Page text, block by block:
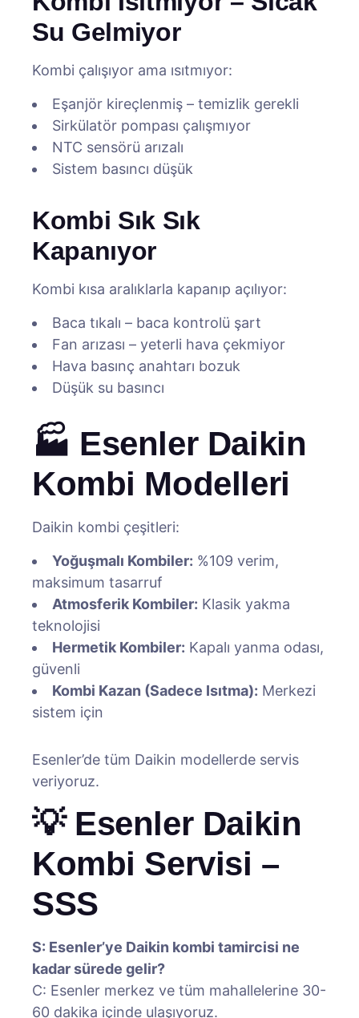
Su Gelmiyor
Kombi çalışıyor ama ısıtmıyor:
Eşanjör kireçlenmiş – temizlik gerekli
Sirkülatör pompası çalışmıyor
NTC sensörü arızalı
Sistem basıncı düşük
Kombi Sık Sık
Kapanıyor
Kombi kısa aralıklarla kapanıp açılıyor:
Baca tıkalı – baca kontrolü şart
Fan arızası – yeterli hava çekmiyor
Hava basınç anahtarı bozuk
Düşük su basıncı
🏭 Esenler Daikin
Kombi Modelleri
Daikin kombi çeşitleri:
Yoğuşmalı Kombiler: %109 verim,
maksimum tasarruf
Atmosferik Kombiler: Klasik yakma
teknolojisi
Hermetik Kombiler: Kapalı yanma odası,
güvenli
Kombi Kazan (Sadece Isıtma): Merkezi
sistem için
Esenler’de tüm Daikin modellerde servis
veriyoruz.
💡 Esenler Daikin
Kombi Servisi –
SSS
S: Esenler’ye Daikin kombi tamircisi ne
kadar sürede gelir?
C: Esenler merkez ve tüm mahallelerine 30-
60 dakika içinde ulaşıyoruz.